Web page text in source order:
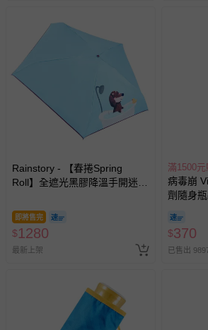
已拆封之以下類型商品：
-個人衛生用品（例如尿布、貼身
墊、寢具類等）。
-新生兒親膚衣物（嬰幼兒包巾與
褲、紗布衣等）。
-接觸性孕哺產品（奶嘴、奶瓶、
帶束縛衣、餐搖椅等）。
-其他原廠盒裝商品封口處已貼上
國際航空、客運、訂房等服務。
相關的退換貨辦理流程，可詳見：
其他常見問題：
區，可能會無法配送，或須依據商品
亦保留出貨與否的權利。離島、偏遠
費用，可能會另需加收。
Rainstory - 【春捲Spring
Roll】全遮光黑膠降溫手開迷你
即將售完
$1280
最新上架
滿1500
病毒崩
劑隨身
$370
已售出